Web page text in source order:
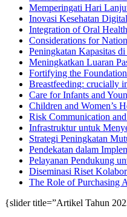
Memperingati Hari
Inovasi Kesehatan
Integration of Oral
Considerations for
Peningkatan Kapasitas
Meningkatkan Luaran
Fortifying the
Breastfeeding: crucially
Care for Infants and
Children and Women’s
Risk Communication
Infrastruktur untuk
Strategi Peningkatan
Pendekatan dalam
Pelayanan Pendukung
Diseminasi Riset
The Role of Purchasing
{slider title=”Artikel Tahun